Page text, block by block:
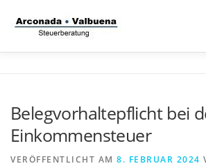
Inhalt
STRAFVERTEIDIGER
Belegvorhaltepflicht bei
Einkommensteuer
VERÖFFENTLICHT AM 8. FEBRUAR 2024